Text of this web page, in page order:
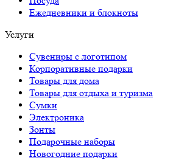
Ежедневники и блокноты
Услуги
Сувениры с логотипом
Корпоративные подарки
Товары для дома
Товары для отдыха и туризма
Сумки
Электроника
Зонты
Подарочные наборы
Новогодние подарки